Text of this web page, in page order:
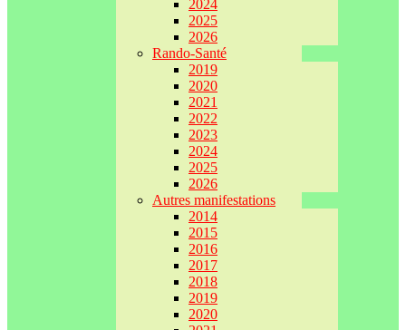
2024
2025
2026
Rando-Santé
2019
2020
2021
2022
2023
2024
2025
2026
Autres manifestations
2014
2015
2016
2017
2018
2019
2020